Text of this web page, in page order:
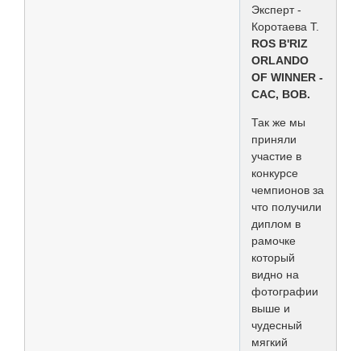
Эксперт -
Коротаева Т.
ROS B'RIZ
ORLANDO
OF WINNER -
CAC, BOB.
Так же мы
приняли
участие в
конкурсе
чемпионов за
что получили
диплом в
рамочке
который
видно на
фотографии
выше и
чудесный
мягкий